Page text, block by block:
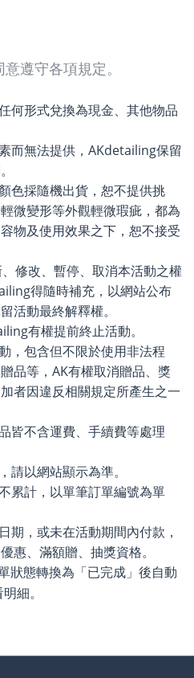
遵守各項規定。
何形式兌換為現金、其他物品
而無法提供，AKdetailing保留
色採隨機出貨，恕不提供挑
微變形等外觀輕微瑕疵，都為
物及使用效果之下，恕不接受
修改、暫停、取消本活動之權
得隨時補充，以網站公布
活動最終解釋權。
有權提前終止活動。
，包含但不限於使用非法程
品等，AK有權取消贈品、獎
者因違反相關規定所產生之一
皆不含運費、手續費等處理
以網站顯示為準。
累計，以單筆訂單編號為單
期，或未在活動期間內付款，
惠、滿額贈、抽獎資格。
狀態轉換為「已完成」後自動
細。